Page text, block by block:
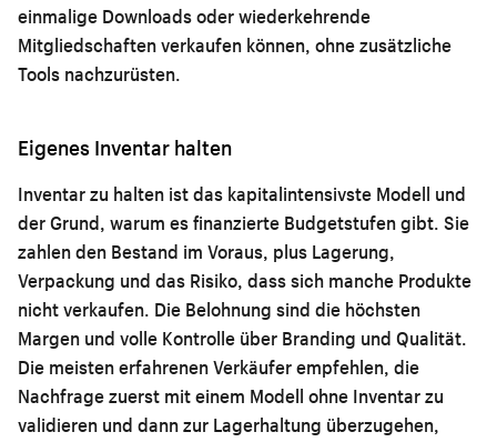
einmalige Downloads oder wiederkehrende
Mitgliedschaften verkaufen können, ohne zusätzliche
Tools nachzurüsten.
Eigenes Inventar halten
Inventar zu halten ist das kapitalintensivste Modell und
der Grund, warum es finanzierte Budgetstufen gibt. Sie
zahlen den Bestand im Voraus, plus Lagerung,
Verpackung und das Risiko, dass sich manche Produkte
nicht verkaufen. Die Belohnung sind die höchsten
Margen und volle Kontrolle über Branding und Qualität.
Die meisten erfahrenen Verkäufer empfehlen, die
Nachfrage zuerst mit einem Modell ohne Inventar zu
validieren und dann zur Lagerhaltung überzugehen,